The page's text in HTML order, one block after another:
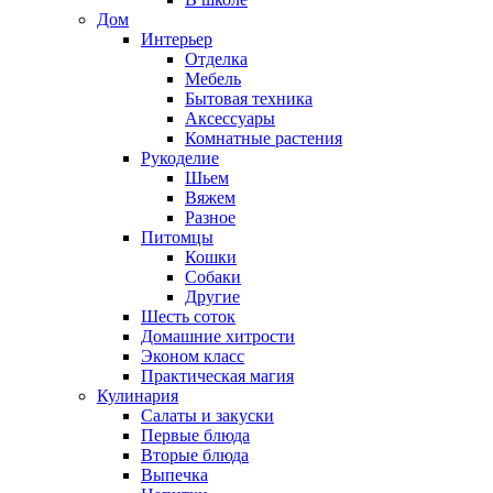
Дом
Интерьер
Отделка
Мебель
Бытовая техника
Аксессуары
Комнатные растения
Рукоделие
Шьем
Вяжем
Разное
Питомцы
Кошки
Собаки
Другие
Шесть соток
Домашние хитрости
Эконом класс
Практическая магия
Кулинария
Салаты и закуски
Первые блюда
Вторые блюда
Выпечка